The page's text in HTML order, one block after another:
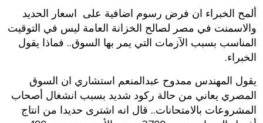
ألمح الخبراء ان فرض رسوم اضافية على اسعار الحديد
والاسمنت في مصر لصالح الخزانة العامة ليس في التوقيت
المناسب بسبب الآزمات التي يمر بها السوق.. فماذا يقول
الخبراء.
يقول المهندس ممدوح عبدالمنعم استشاري ان السوق
المصري يعاني من حالة ركود شديد بسبب انشغال أصحاب
المشروعات بالامتحانات.. قال انه اشترى حديدا من انتاج